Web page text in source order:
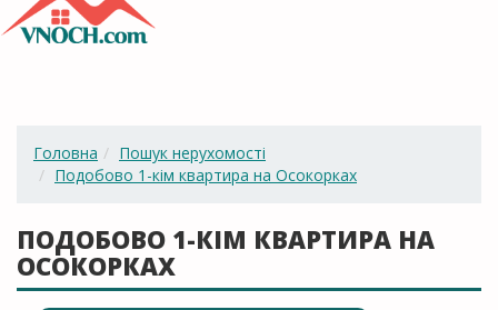
Головна
Пошук нерухомості
Подобово 1-кім квартира на Осокорках
ПОДОБОВО 1-КІМ КВАРТИРА НА
ОСОКОРКАХ